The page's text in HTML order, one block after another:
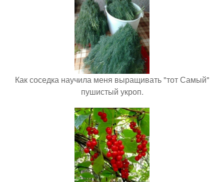
Как соседка научила меня выращивать "тот Самый"
пушистый укроп.